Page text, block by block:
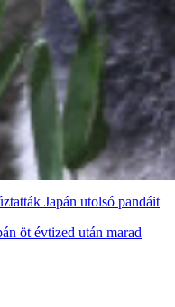
Japán utolsó pandáit
öt évtized után marad